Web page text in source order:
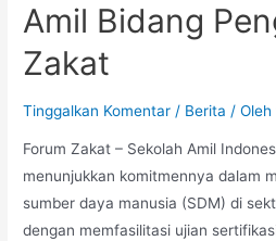
Amil Bidang
Zakat
Tinggalkan Komentar / Berita / Oleh
Forum Zakat – Sekolah Amil
menunjukkan komitmennya dalam
sumber daya manusia (SDM) di
dengan memfasilitasi ujian